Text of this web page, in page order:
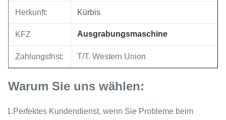
Herkunft: Kürbis
KFZ Ausgrabungsmaschine
Zahlungsfrist: T/T. Western Union
Warum Sie uns wählen:
1.Perfektes Kundendienst, wenn Sie Probleme beim